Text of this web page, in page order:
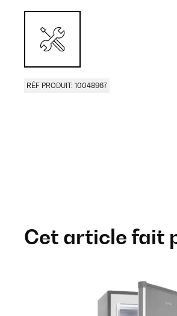
RÉF PRODUIT: 10048967
Cet article fait